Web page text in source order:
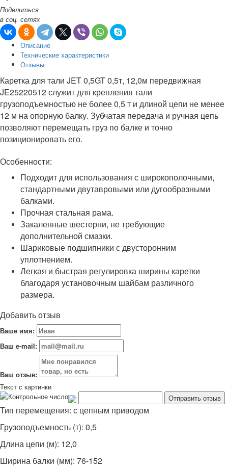
Поделиться
в соц. сетях
Описание
Технические характеристики
Отзывы
Каретка для тали JET 0,5GT 0,5т, 12,0м передвижная
JE25220512 служит для крепления тали
грузоподъемностью не более 0,5 т и длиной цепи не менее
12 м на опорную балку. Зубчатая передача и ручная цепь
позволяют перемещать груз по балке и точно
позиционировать его.
Особенности:
Подходит для использования с широкополочными,
стандартными двутавровыми или дугообразными
балками.
Прочная стальная рама.
Закаленные шестерни, не требующие
дополнительной смазки.
Шариковые подшипники с двусторонним
уплотнением.
Легкая и быстрая регулировка ширины каретки
благодаря установочным шайбам различного
размера.
Добавить отзыв
Ваше имя:
Ваш e-mail:
Ваш отзыв:
Текст с картинки
Тип перемещения: с цепным приводом
Грузоподъемность (т): 0,5
Длина цепи (м): 12,0
Ширина балки (мм): 76-152